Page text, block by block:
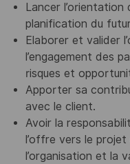
Lancer
planification du
Elaborer et valider
l’engagement des
risques et
Apporter sa
avec le client.
Avoir la
l’offre vers le
l’organisation et la